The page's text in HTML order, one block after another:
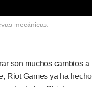
mecánicas.
son muchos cambios a
Riot Games ya ha hecho